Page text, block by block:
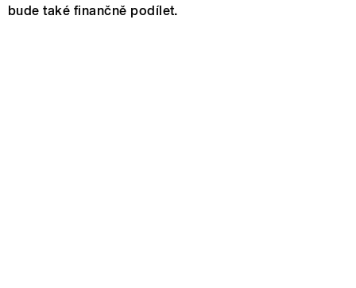
bude také finančně podílet.